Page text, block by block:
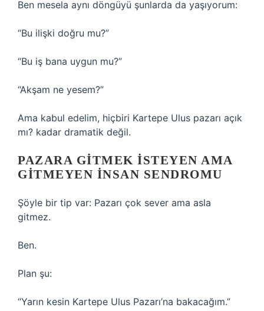
Ben mesela aynı döngüyü şunlarda da yaşıyorum:
“Bu ilişki doğru mu?”
“Bu iş bana uygun mu?”
“Akşam ne yesem?”
Ama kabul edelim, hiçbiri Kartepe Ulus pazarı açık
mı? kadar dramatik değil.
PAZARA GITMEK İSTEYEN AMA
GITMEYEN İNSAN SENDROMU
Şöyle bir tip var: Pazarı çok sever ama asla
gitmez.
Ben.
Plan şu:
“Yarın kesin Kartepe Ulus Pazarı’na bakacağım.”